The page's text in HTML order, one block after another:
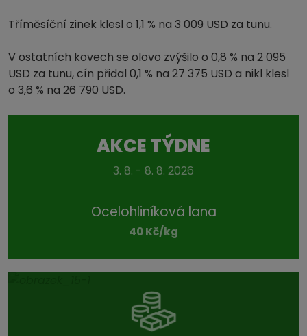
Tříměsíční zinek klesl o 1,1 % na 3 009 USD za tunu.
V ostatních kovech se olovo zvýšilo o 0,8 % na 2 095
USD za tunu, cín přidal 0,1 % na 27 375 USD a nikl klesl
o 3,6 % na 26 790 USD.
AKCE TÝDNE
3. 8. - 8. 8. 2026
Ocelohliníková lana
40 Kč/kg